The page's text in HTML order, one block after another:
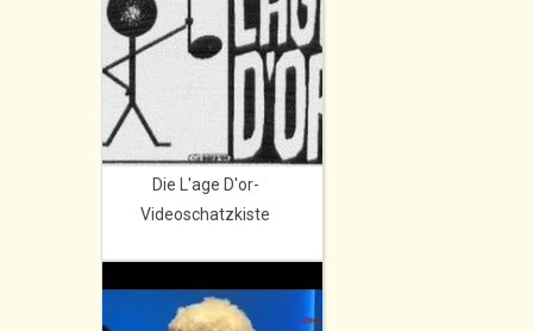
Die L'age D'or-
Videoschatzkiste